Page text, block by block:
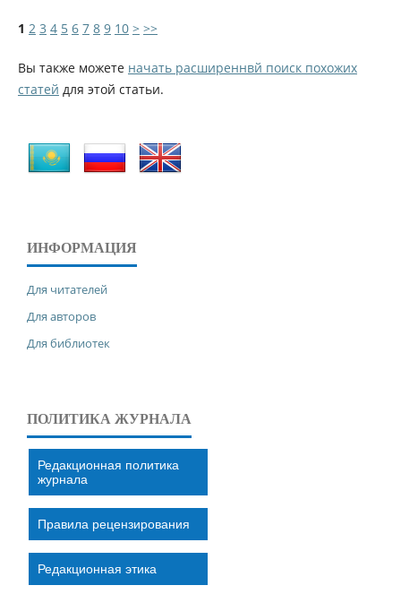
1 2 3 4 5 6 7 8 9 10 > >>
Вы также можете начать расширеннвй поиск похожих
статей для этой статьи.
ИНФОРМАЦИЯ
Для читателей
Для авторов
Для библиотек
ПОЛИТИКА ЖУРНАЛА
Редакционная политика
журнала
Правила рецензирования
Редакционная этика